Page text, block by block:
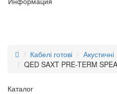
Кабелі готові
Акустичні
QED SAXT PRE-TERM
Каталог